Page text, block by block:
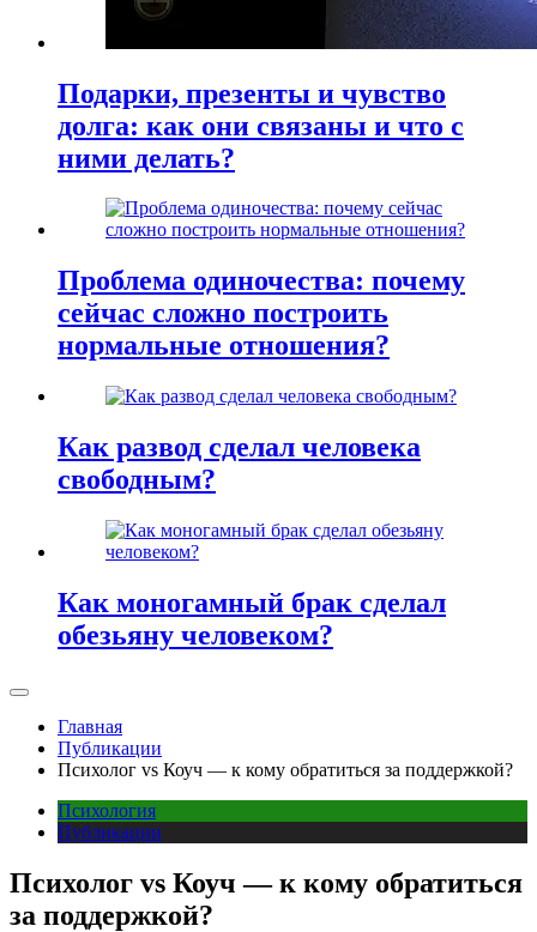
Подарки, презенты и чувство
долга: как они связаны и что с
ними делать?
Проблема одиночества: почему
сейчас сложно построить
нормальные отношения?
Как развод сделал человека
свободным?
Как моногамный брак сделал
обезьяну человеком?
Главная
Публикации
Психолог vs Коуч — к кому обратиться за поддержкой?
Психология
Публикации
Психолог vs Коуч — к кому обратиться
за поддержкой?